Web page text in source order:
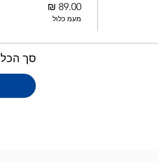
מעמ כלול
סך הכל